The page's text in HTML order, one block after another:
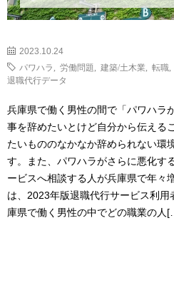
2023.10.24
パワハラ 労働問題 建築/土木業 転職
退職代行データ
兵庫県で働く男性の間で「パワハラ
事を辞めたいとけど自分から伝える
たいもののなかなか辞められない環
す。また、パワハラがさらに悪化す
ービスへ相談する人が兵庫県で年々
は、2023年版退職代行サービス利
庫県で働く男性の中でどの職業の人